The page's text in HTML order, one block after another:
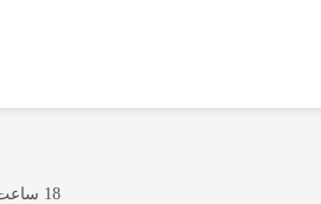
18 ساعت پیش